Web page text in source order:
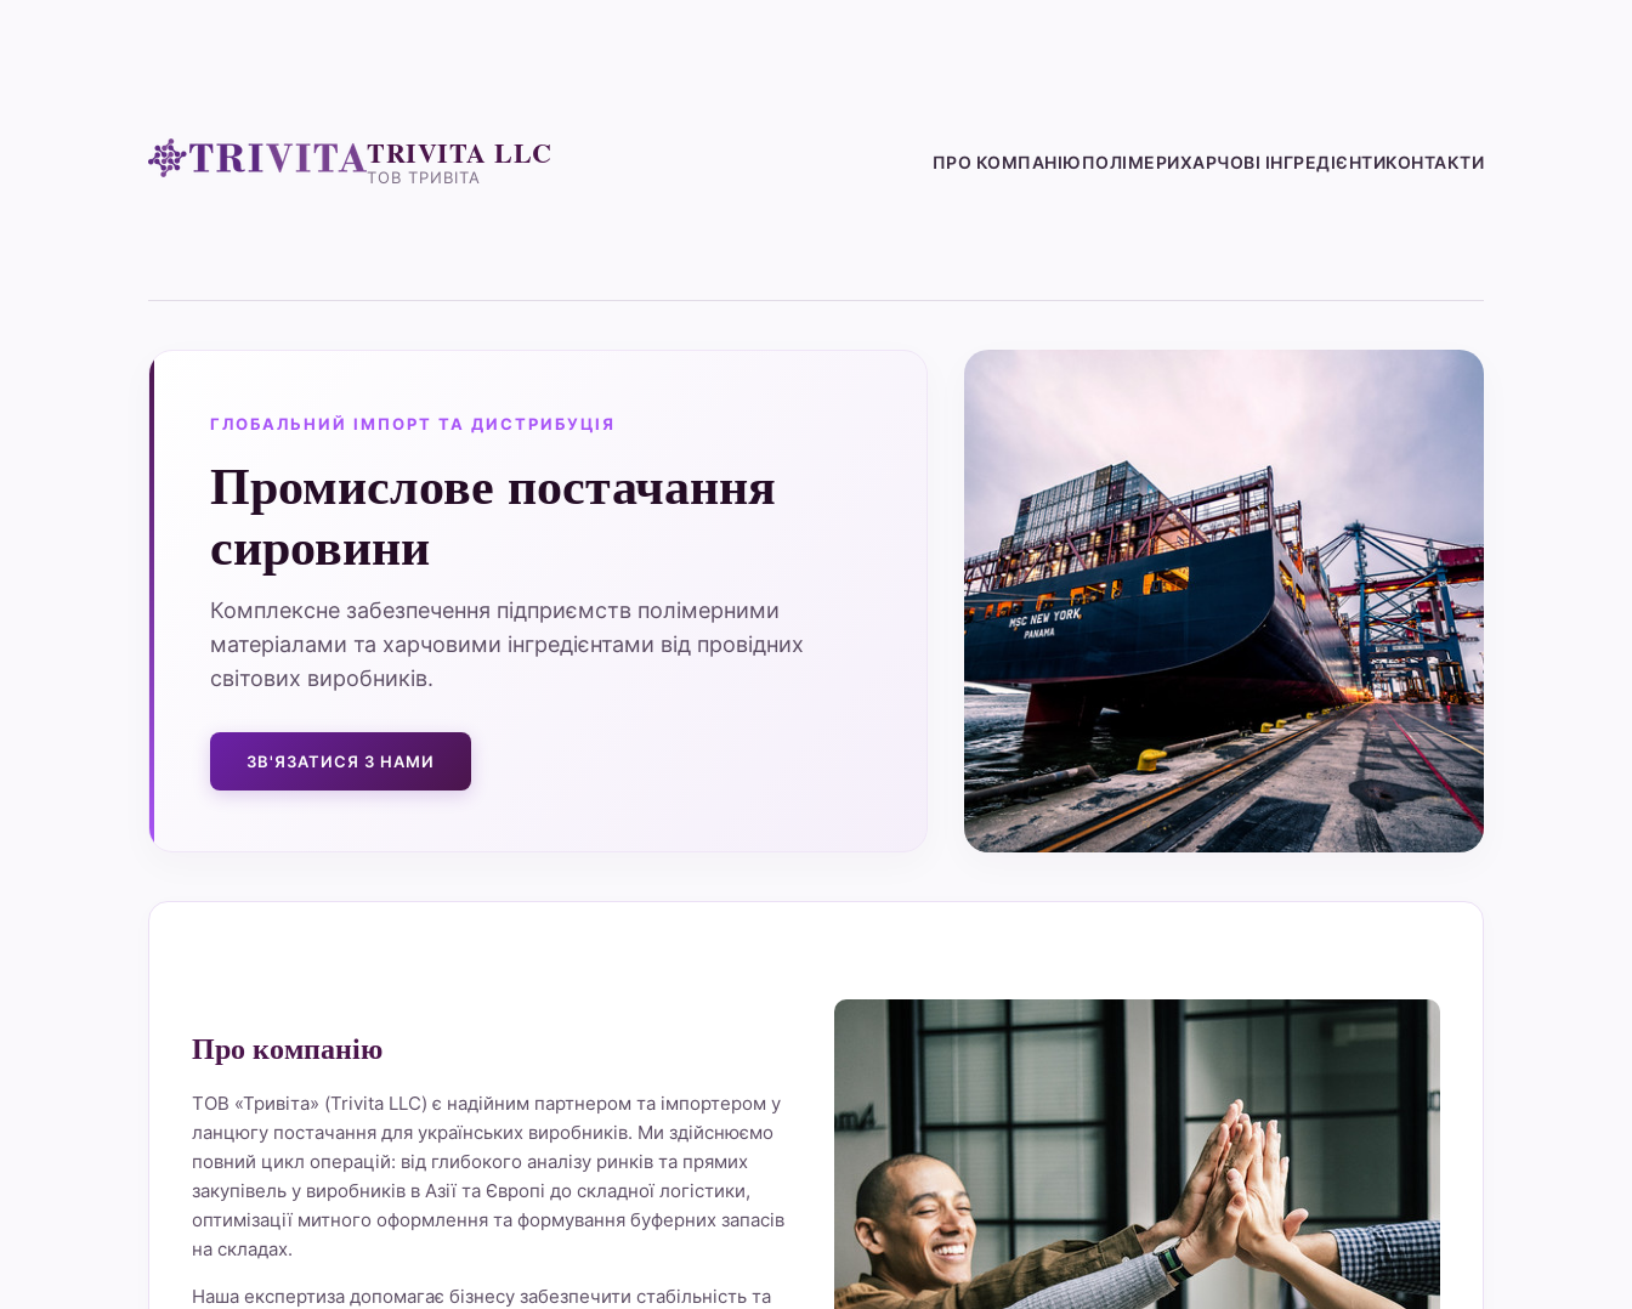
TRIVITA LLC
ТОВ ТРИВІТА
ПРО КОМПАНІЮПОЛІМЕРИХАРЧОВІ ІНГРЕДІЄНТИКОНТАКТИ
ГЛОБАЛЬНИЙ ІМПОРТ ТА ДИСТРИБУЦІЯ
Промислове постачання
сировини
Комплексне забезпечення підприємств полімерними
матеріалами та харчовими інгредієнтами від провідних
світових виробників.
ЗВ'ЯЗАТИСЯ З НАМИ
Про компанію
ТОВ «Тривіта» (Trivita LLC) є надійним партнером та імпортером у
ланцюгу постачання для українських виробників. Ми здійснюємо
повний цикл операцій: від глибокого аналізу ринків та прямих
закупівель у виробників в Азії та Європі до складної логістики,
оптимізації митного оформлення та формування буферних запасів
на складах.
Наша експертиза допомагає бізнесу забезпечити стабільність та